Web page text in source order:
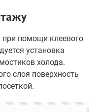
помощи клеевого
установка
холода.
слоя поверхность